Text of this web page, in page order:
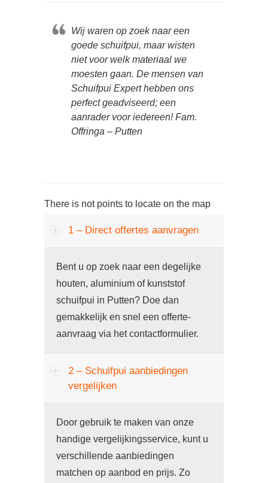
Wij waren op zoek naar een
goede schuifpui, maar wisten
niet voor welk materiaal we
moesten gaan. De mensen van
Schuifpui Expert hebben ons
perfect geadviseerd; een
aanrader voor iedereen! Fam.
Offringa – Putten
There is not points to locate on the map
1 – Direct offertes aanvragen
Bent u op zoek naar een degelijke
houten, aluminium of kunststof
schuifpui in Putten? Doe dan
gemakkelijk en snel een offerte-
aanvraag via het contactformulier.
2 – Schuifpui aanbiedingen
vergelijken
Door gebruik te maken van onze
handige vergelijkingsservice, kunt u
verschillende aanbiedingen
matchen op aanbod en prijs. Zo